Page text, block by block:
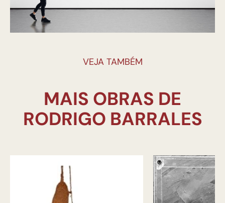
VEJA TAMBÉM
MAIS OBRAS DE